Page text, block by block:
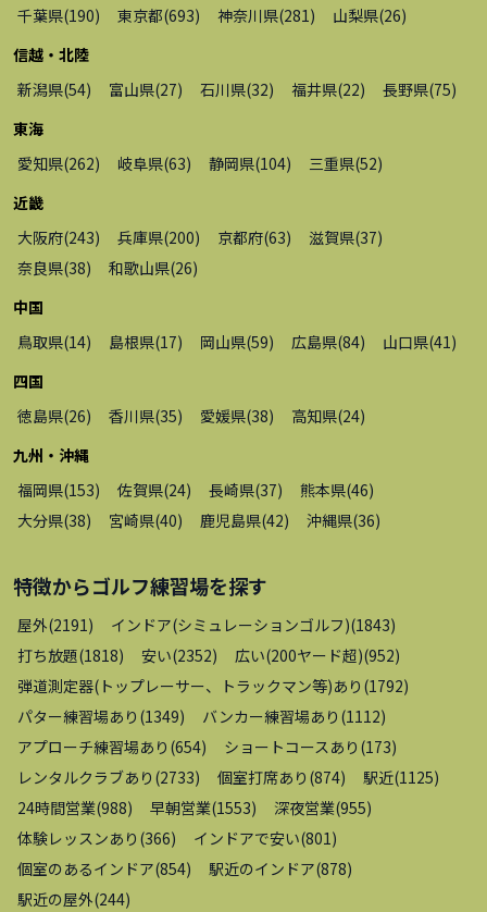
千葉県(190) 東京都(693) 神奈川県(281) 山梨県(26)
信越・北陸
新潟県(54) 富山県(27) 石川県(32) 福井県(22) 長野県(75)
東海
愛知県(262) 岐阜県(63) 静岡県(104) 三重県(52)
近畿
大阪府(243) 兵庫県(200) 京都府(63) 滋賀県(37)
奈良県(38) 和歌山県(26)
中国
鳥取県(14) 島根県(17) 岡山県(59) 広島県(84) 山口県(41)
四国
徳島県(26) 香川県(35) 愛媛県(38) 高知県(24)
九州・沖縄
福岡県(153) 佐賀県(24) 長崎県(37) 熊本県(46)
大分県(38) 宮崎県(40) 鹿児島県(42) 沖縄県(36)
特徴からゴルフ練習場を探す
屋外(2191) インドア(シミュレーションゴルフ)(1843)
打ち放題(1818) 安い(2352) 広い(200ヤード超)(952)
弾道測定器(トップレーサー、トラックマン等)あり (1792)
パター練習場あり (1349) バンカー練習場あり (1112)
アプローチ練習場あり (654) ショートコースあり (173)
レンタルクラブあり (2733) 個室打席あり (874) 駅近(1125)
24時間営業(988) 早朝営業(1553) 深夜営業(955)
体験レッスンあり (366) インドアで安い(801)
個室のあるインドア(854) 駅近のインドア(878)
駅近の屋外(244)